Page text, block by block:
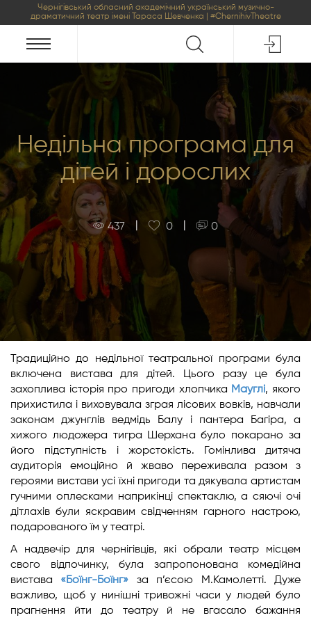
Чернігівський обласний академічний український музично-
драматичний театр імені Тараса Шевченка | #ChernihivTheatre
Недільна програма для
дітей і дорослих
437 0 0
Традиційно до недільної театральної програми була
включена вистава для дітей. Цього разу це була
захоплива історія про пригоди хлопчика Мауглі, якого
прихистила і виховувала зграя лісових вовків, навчали
законам джунглів ведмідь Балу і пантера Багіра, а
хижого людожера тигра Шерхана було покарано за
його підступність і жорстокість. Гомінлива дитяча
аудиторія емоційно й жваво переживала разом з
героями вистави усі їхні пригоди та дякувала артистам
гучними оплесками наприкінці спектаклю, а сяючі очі
дітлахів були яскравим свідченням гарного настрою,
подарованого їм у театрі.
А надвечір для чернігівців, які обрали театр місцем
свого відпочинку, була запропонована комедійна
вистава «Боїнг-Боїнг» за п’єсою М.Камолетті. Дуже
важливо, щоб у нинішні тривожні часи у людей було
прагнення йти до театру й не вгасало бажання